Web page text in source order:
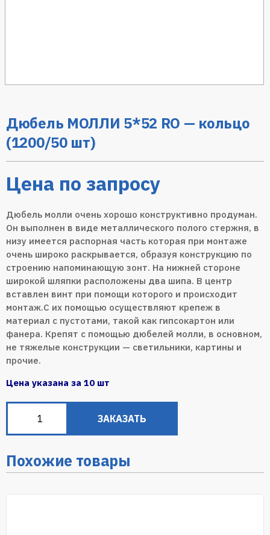
Дюбель МОЛЛИ 5*52 RO — кольцо
(1200/50 шт)
Цена по запросу
Дюбель молли очень хорошо конструктивно продуман.
Он выполнен в виде металлического полого стержня, в
низу имеется распорная часть которая при монтаже
очень широко раскрывается, образуя конструкцию по
строению напоминающую зонт. На нижней стороне
широкой шляпки расположены два шипа. В центр
вставлен винт при помощи которого и происходит
монтаж.С их помощью осуществляют крепеж в
материал с пустотами, такой как гипсокартон или
фанера. Крепят с помощью дюбелей молли, в основном,
не тяжелые конструкции — светильники, картины и
прочие.
Цена указана за 10 шт
ЗАКАЗАТЬ
Похожие товары